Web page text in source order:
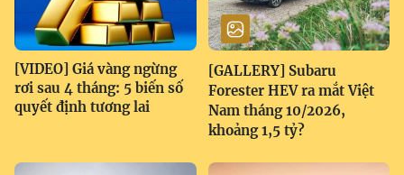
[VIDEO] Giá vàng ngừng
rơi sau 4 tháng: 5 biến số
quyết định tương lai
[GALLERY] Subaru
Forester HEV ra mắt Việt
Nam tháng 10/2026,
khoảng 1,5 tỷ?